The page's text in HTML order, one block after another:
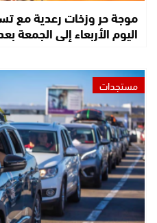
موجة حر وزخات رعدية مع
اليوم الأربعاء إلى
مستجدات